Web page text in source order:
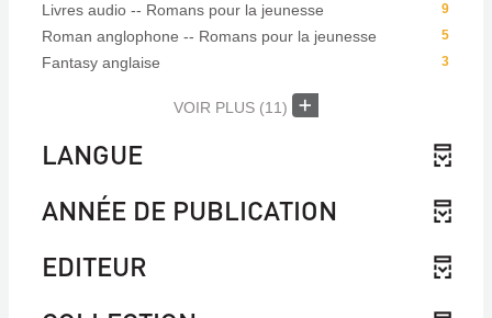
9
Livres audio -- Romans pour la jeunesse
5
Roman anglophone -- Romans pour la jeunesse
3
Fantasy anglaise
VOIR PLUS (11)
LANGUE
ANNÉE DE PUBLICATION
EDITEUR